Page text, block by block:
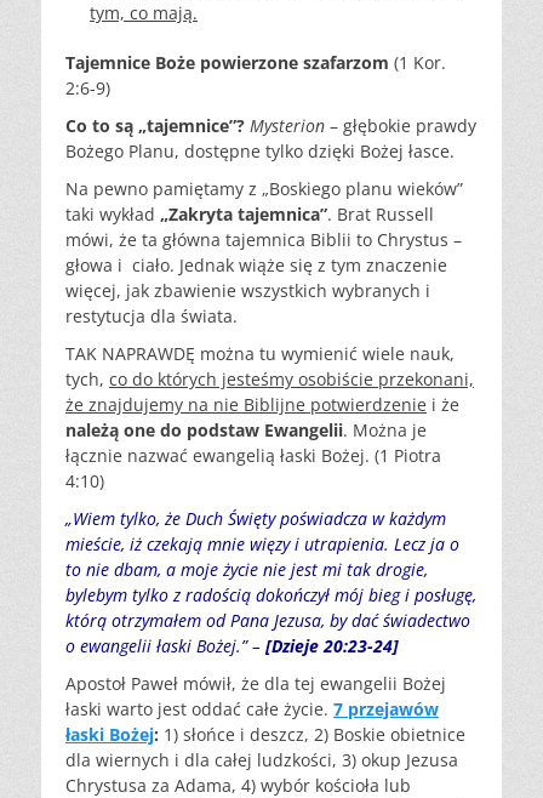
tym, co mają.
Tajemnice Boże powierzone szafarzom (1 Kor.
2:6-9)
Co to są „tajemnice”? Mysterion – głębokie prawdy
Bożego Planu, dostępne tylko dzięki Bożej łasce.
Na pewno pamiętamy z „Boskiego planu wieków”
taki wykład „Zakryta tajemnica”. Brat Russell
mówi, że ta główna tajemnica Biblii to Chrystus –
głowa i ciało. Jednak wiąże się z tym znaczenie
więcej, jak zbawienie wszystkich wybranych i
restytucja dla świata.
TAK NAPRAWDĘ można tu wymienić wiele nauk,
tych, co do których jesteśmy osobiście przekonani,
że znajdujemy na nie Biblijne potwierdzenie i że
należą one do podstaw Ewangelii. Można je
łącznie nazwać ewangelią łaski Bożej. (1 Piotra
4:10)
„Wiem tylko, że Duch Święty poświadcza w każdym
mieście, iż czekają mnie więzy i utrapienia. Lecz ja o
to nie dbam, a moje życie nie jest mi tak drogie,
bylebym tylko z radością dokończył mój bieg i posługę,
którą otrzymałem od Pana Jezusa, by dać świadectwo
o ewangelii łaski Bożej.” – [Dzieje 20:23-24]
Apostoł Paweł mówił, że dla tej ewangelii Bożej
łaski warto jest oddać całe życie. 7 przejawów
łaski Bożej: 1) słońce i deszcz, 2) Boskie obietnice
dla wiernych i dla całej ludzkości, 3) okup Jezusa
Chrystusa za Adama, 4) wybór kościoła lub